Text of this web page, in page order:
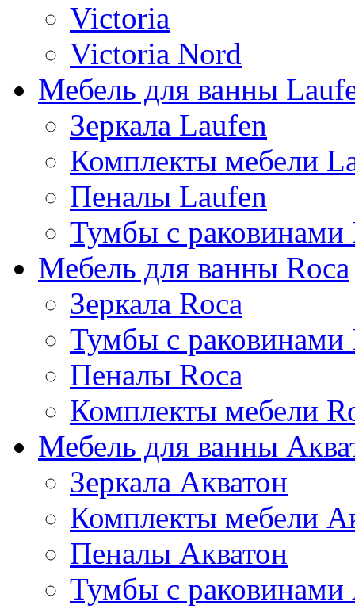
Victoria
Victoria Nord
Мебель для ванны
Зеркала Laufen
Комплекты мебели
Пеналы Laufen
Тумбы с раковинами
Мебель для ванны Roca
Зеркала Roca
Тумбы с раковинами
Пеналы Roca
Комплекты мебели
Мебель для ванны
Зеркала Акватон
Комплекты мебели
Пеналы Акватон
Тумбы с раковинами